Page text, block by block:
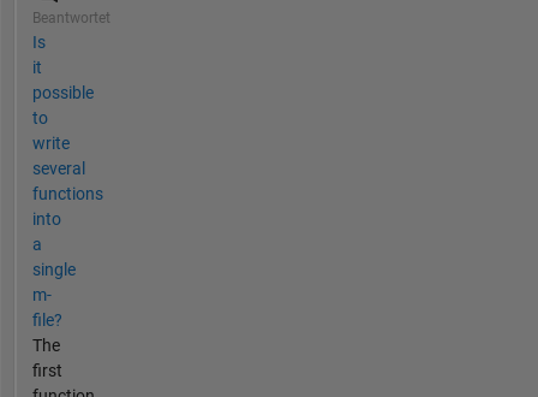
Beantwortet
Is
it
possible
to
write
several
functions
into
a
single
m-
file?
The
first